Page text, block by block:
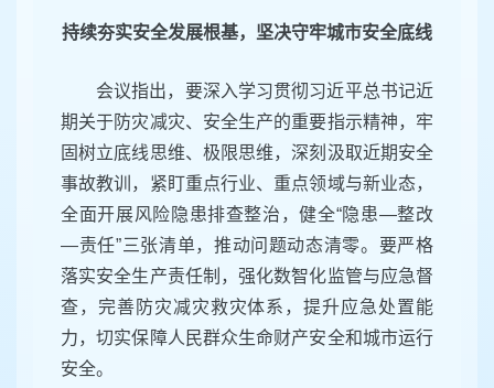
持续夯实安全发展根基，坚决守牢城市安全底线
会议指出，要深入学习贯彻习近平总书记近
期关于防灾减灾、安全生产的重要指示精神，牢
固树立底线思维、极限思维，深刻汲取近期安全
事故教训，紧盯重点行业、重点领域与新业态，
全面开展风险隐患排查整治，健全“隐患—整改
—责任”三张清单，推动问题动态清零。要严格
落实安全生产责任制，强化数智化监管与应急督
查，完善防灾减灾救灾体系，提升应急处置能
力，切实保障人民群众生命财产安全和城市运行
安全。